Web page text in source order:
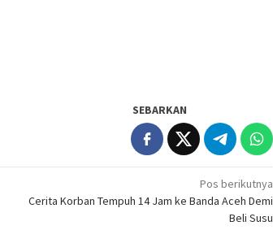
SEBARKAN
Pos berikutnya
Cerita Korban Tempuh 14 Jam ke Banda Aceh Demi
Beli Susu